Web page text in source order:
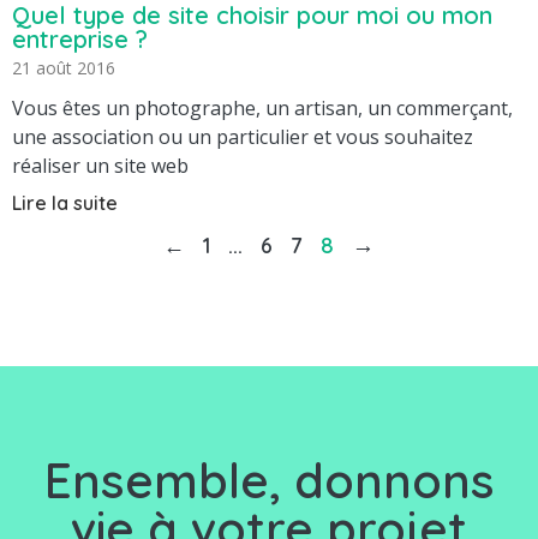
Quel type de site choisir pour moi ou mon
entreprise ?
21 août 2016
Vous êtes un photographe, un artisan, un commerçant,
une association ou un particulier et vous souhaitez
réaliser un site web
Lire la suite
← 1 … 6 7 8 →
Ensemble, donnons